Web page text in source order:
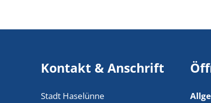
Kontakt & Anschrift
Stadt Haselünne